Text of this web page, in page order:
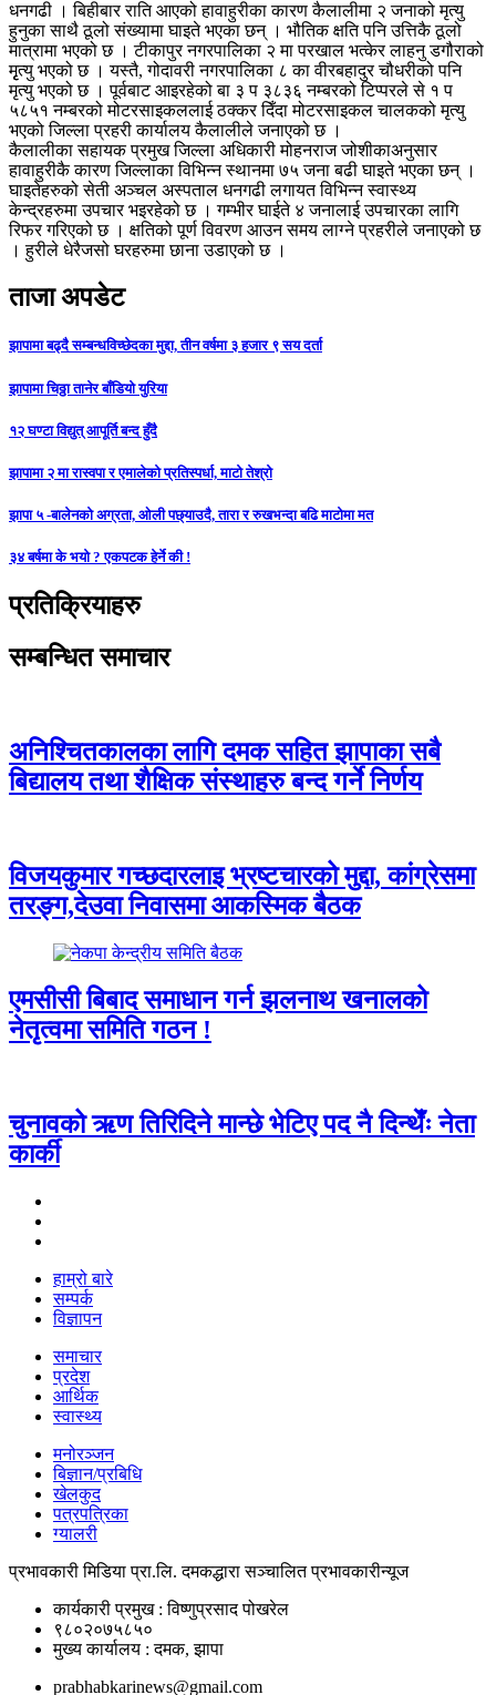
धनगढी । बिहीबार राति आएको हावाहुरीका कारण कैलालीमा २ जनाको मृत्यु
हुनुका साथै ठूलो संख्यामा घाइते भएका छन् । भौतिक क्षति पनि उत्तिकै ठूलो
मात्रामा भएको छ । टीकापुर नगरपालिका २ मा परखाल भत्केर लाहनु डगौराको
मृृत्यु भएको छ । यस्तै, गोदावरी नगरपालिका ८ का वीरबहादुर चौधरीको पनि
मृत्यु भएको छ । पूर्वबाट आइरहेको बा ३ प ३८३६ नम्बरको टिप्परले से १ प
५८५१ नम्बरको मोटरसाइकललाई ठक्कर दिँदा मोटरसाइकल चालकको मृत्यु
भएको जिल्ला प्रहरी कार्यालय कैलालीले जनाएको छ ।
कैलालीका सहायक प्रमुख जिल्ला अधिकारी मोहनराज जोशीकाअनुसार
हावाहुरीकै कारण जिल्लाका विभिन्न स्थानमा ७५ जना बढी घाइते भएका छन् ।
घाइतेहरुको सेती अञ्चल अस्पताल धनगढी लगायत विभिन्न स्वास्थ्य
केन्द्रहरुमा उपचार भइरहेको छ । गम्भीर घाईते ४ जनालाई उपचारका लागि
रिफर गरिएको छ । क्षतिको पूर्ण विवरण आउन समय लाग्ने प्रहरीले जनाएको छ
। हुरीले धेरैजसो घरहरुमा छाना उडाएको छ ।
ताजा अपडेट
झापामा बढ्दै सम्बन्धविच्छेदका मुद्दा, तीन वर्षमा ३ हजार ९ सय दर्ता
झापामा चिठ्ठा तानेर बाँडियो युरिया
१२ घण्टा विद्युत् आपूर्ति बन्द हुँदै
झापामा २ मा रास्वपा र एमालेको प्रतिस्पर्धा, माटो तेश्रो
झापा ५ -बालेनको अग्रता, ओली पछ्याउदै, तारा र रुखभन्दा बढि माटोमा मत
३४ बर्षमा के भयो ? एकपटक हेर्ने की !
प्रतिक्रियाहरु
सम्बन्धित समाचार
अनिश्चितकालका लागि दमक सहित झापाका सबै
बिद्यालय तथा शैक्षिक संस्थाहरु बन्द गर्ने निर्णय
विजयकुमार गच्छदारलाइ भ्रष्टचारको मुद्दा, कांग्रेसमा
तरङ्ग,देउवा निवासमा आकस्मिक बैठक
एमसीसी बिबाद समाधान गर्न झलनाथ खनालको
नेतृत्वमा समिति गठन !
चुनावको ऋण तिरिदिने मान्छे भेटिए पद नै दिन्थेँः नेता
कार्की
हाम्रो बारे
सम्पर्क
विज्ञापन
समाचार
प्रदेश
आर्थिक
स्वास्थ्य
मनोरञ्जन
बिज्ञान/प्रबिधि
खेलकुद
पत्रपत्रिका
ग्यालरी
प्रभावकारी मिडिया प्रा.लि. दमकद्धारा सञ्चालित प्रभावकारीन्यूज
कार्यकारी प्रमुख : विष्णुप्रसाद पोखरेल
९८०२०७५८५०
मुख्य कार्यालय : दमक, झापा
prabhabkarinews@gmail.com